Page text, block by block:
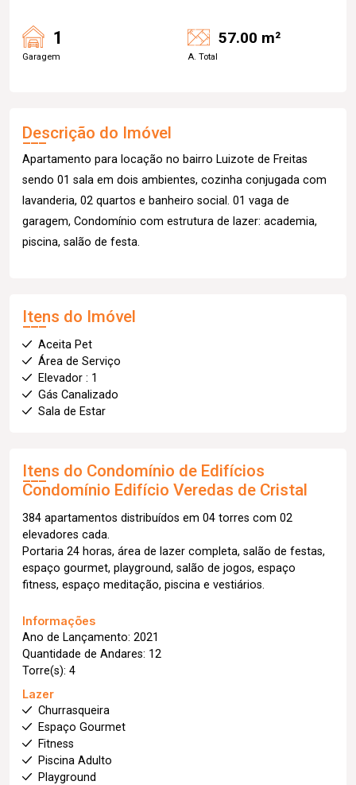
1
Garagem
57.00 m²
A. Total
Descrição do Imóvel
Apartamento para locação no bairro Luizote de Freitas
sendo 01 sala em dois ambientes, cozinha conjugada com
lavanderia, 02 quartos e banheiro social. 01 vaga de
garagem, Condomínio com estrutura de lazer: academia,
piscina, salão de festa.
Itens do Imóvel
Aceita Pet
Área de Serviço
Elevador : 1
Gás Canalizado
Sala de Estar
Itens do Condomínio de Edifícios
Condomínio Edifício Veredas de Cristal
384 apartamentos distribuídos em 04 torres com 02
elevadores cada.
Portaria 24 horas, área de lazer completa, salão de festas,
espaço gourmet, playground, salão de jogos, espaço
fitness, espaço meditação, piscina e vestiários.
Informações
Ano de Lançamento: 2021
Quantidade de Andares: 12
Torre(s): 4
Lazer
Churrasqueira
Espaço Gourmet
Fitness
Piscina Adulto
Playground